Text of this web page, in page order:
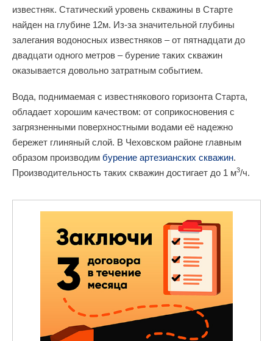
известняк. Статический уровень скважины в Старте
найден на глубине 12м. Из-за значительной глубины
залегания водоносных известняков – от пятнадцати до
двадцати одного метров – бурение таких скважин
оказывается довольно затратным событием.
Вода, поднимаемая с известнякового горизонта Старта,
обладает хорошим качеством: от соприкосновения с
загрязненными поверхностными водами её надежно
бережет глиняный слой. В Чеховском районе главным
образом производим бурение артезианских скважин.
Производительность таких скважин достигает до 1 м3/ч.